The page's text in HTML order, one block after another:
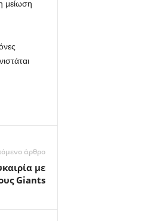
μείωση
άρθρο
με
Giants